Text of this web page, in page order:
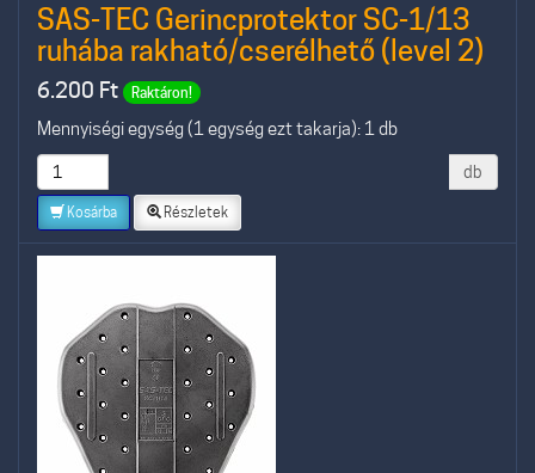
SAS-TEC Gerincprotektor SC-1/13
ruhába rakható/cserélhető (level 2)
6.200 Ft Raktáron!
Mennyiségi egység (1 egység ezt takarja): 1 db
db
Kosárba Részletek